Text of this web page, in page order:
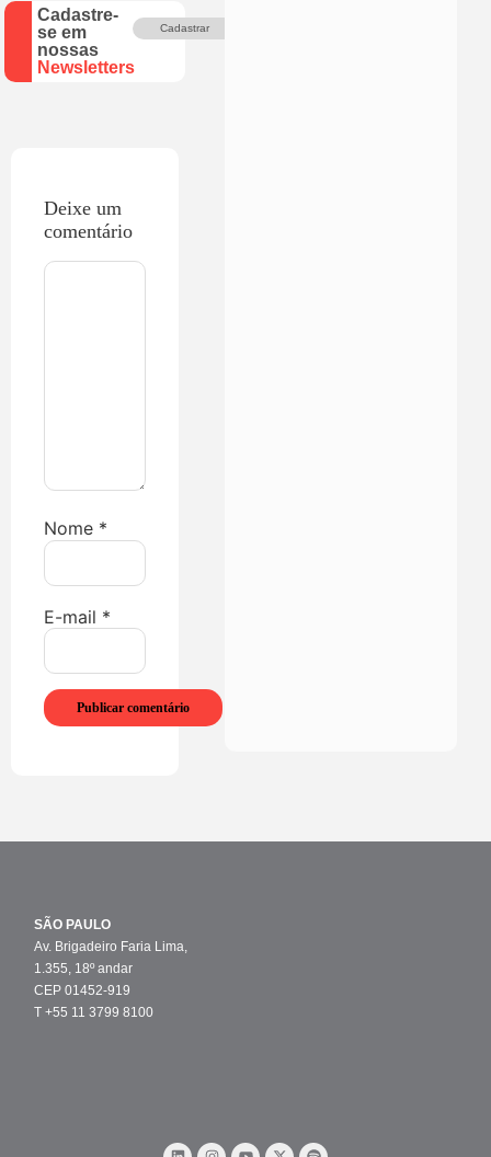
Cadastre-
se em
nossas
Newsletters
Cadastrar
Deixe um
comentário
Nome *
E-mail *
SÃO PAULO
Av. Brigadeiro Faria Lima,
1.355, 18º andar
CEP 01452-919
T +55 11 3799 8100